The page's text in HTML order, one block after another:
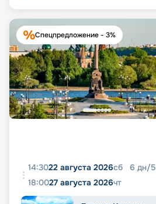
Спецпредложение - 3%
14:3022 августа 2026сб 6 дн/5
18:0027 августа 2026чт